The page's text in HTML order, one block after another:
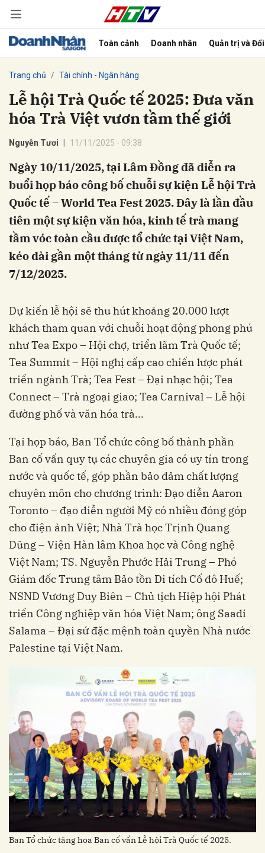
Toàn cảnh Doanh nhân Quản trị và
Trang chủ Tài chính - Ngân hàng
Lễ hội Trà Quốc tế 2025: Đưa văn
hóa Trà Việt vươn tầm thế giới
Nguyễn Tươi 11/11/2025 - 09:38
Ngày 10/11/2025, tại Lâm Đồng đã diễn ra
buổi họp báo công bố chuỗi sự kiện Lễ hội Trà
Quốc tế – World Tea Fest 2025. Đây là lần đầu
tiên một sự kiện văn hóa, kinh tế trà mang
tầm vóc toàn cầu được tổ chức tại Việt Nam,
kéo dài gần một tháng từ ngày 11/11 đến
7/12/2025.
Dự kiến lễ hội sẽ thu hút khoảng 20.000 lượt
khách tham quan với chuỗi hoạt động phong phú
như Tea Expo – Hội chợ, triển lãm Trà Quốc tế;
Tea Summit – Hội nghị cấp cao chiến lược phát
triển ngành Trà; Tea Fest – Đại nhạc hội; Tea
Connect – Trà ngoại giao; Tea Carnival – Lễ hội
đường phố và văn hóa trà...
Tại họp báo, Ban Tổ chức công bố thành phần
Ban cố vấn quy tụ các chuyên gia có uy tín trong
nước và quốc tế, góp phần bảo đảm chất lượng
chuyên môn cho chương trình: Đạo diễn Aaron
Toronto – đạo diễn người Mỹ có nhiều đóng góp
cho điện ảnh Việt; Nhà Trà học Trịnh Quang
Dũng – Viện Hàn lâm Khoa học và Công nghệ
Việt Nam; TS. Nguyễn Phước Hải Trung – Phó
Giám đốc Trung tâm Bảo tồn Di tích Cố đô Huế;
NSND Vương Duy Biên – Chủ tịch Hiệp hội Phát
triển Công nghiệp văn hóa Việt Nam; ông Saadi
Salama – Đại sứ đặc mệnh toàn quyền Nhà nước
Palestine tại Việt Nam.
Ban Tổ chức tặng hoa Ban cố vấn Lễ hội Trà Quốc tế 2025.
Hủy